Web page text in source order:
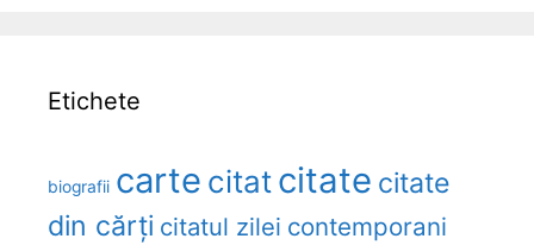
Etichete
biografii carte citatcitate citate
din cărți citatul zilei contemporani